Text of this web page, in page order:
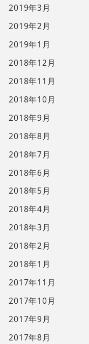
2019年3月
2019年2月
2019年1月
2018年12月
2018年11月
2018年10月
2018年9月
2018年8月
2018年7月
2018年6月
2018年5月
2018年4月
2018年3月
2018年2月
2018年1月
2017年11月
2017年10月
2017年9月
2017年8月